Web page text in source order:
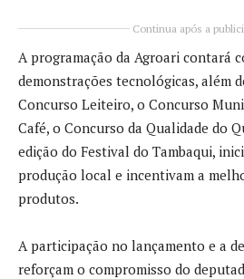
Continua após a
A programação da Agroari contará
demonstrações tecnológicas, além
Concurso Leiteiro, o Concurso
Café, o Concurso da Qualidade do
edição do Festival do Tambaqui,
produção local e incentivam a
produtos.
A participação no lançamento e a
reforçam o compromisso do